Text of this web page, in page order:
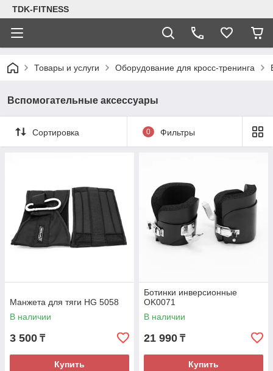
TDK-FITNESS
Товары и услуги Оборудование для кросс-тренинга
Вспомогательные аксессуары
Сортировка 0 Фильтры
Манжета для тяги HG 5058
В наличии
3 500 ₸
Купить
Ботинки инверсионные
OK0071
В наличии
21 990 ₸
Купить